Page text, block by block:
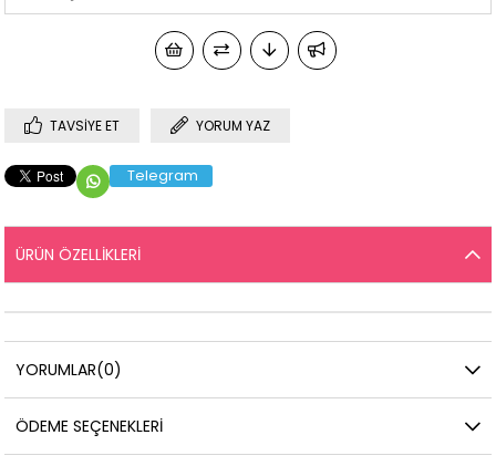
TAVSIYE ET YORUM YAZ
Telegram
ÜRÜN ÖZELLIKLERI
YORUMLAR(0)
ÖDEME SEÇENEKLERI